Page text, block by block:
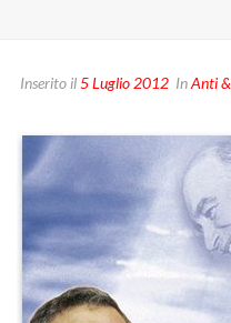
Inserito il5 Luglio 2012 InAnti